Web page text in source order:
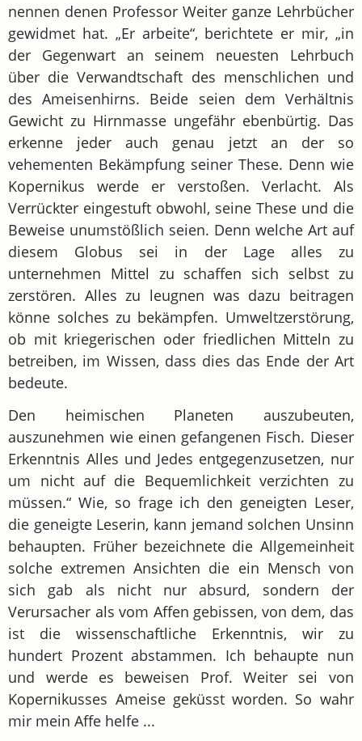
nennen denen Professor Weiter ganze Lehrbücher
gewidmet hat. „Er arbeite“, berichtete er mir, „in
der Gegenwart an seinem neuesten Lehrbuch
über die Verwandtschaft des menschlichen und
des Ameisenhirns. Beide seien dem Verhältnis
Gewicht zu Hirnmasse ungefähr ebenbürtig. Das
erkenne jeder auch genau jetzt an der so
vehementen Bekämpfung seiner These. Denn wie
Kopernikus werde er verstoßen. Verlacht. Als
Verrückter eingestuft obwohl, seine These und die
Beweise unumstößlich seien. Denn welche Art auf
diesem Globus sei in der Lage alles zu
unternehmen Mittel zu schaffen sich selbst zu
zerstören. Alles zu leugnen was dazu beitragen
könne solches zu bekämpfen. Umweltzerstörung,
ob mit kriegerischen oder friedlichen Mitteln zu
betreiben, im Wissen, dass dies das Ende der Art
bedeute.
Den heimischen Planeten auszubeuten,
auszunehmen wie einen gefangenen Fisch. Dieser
Erkenntnis Alles und Jedes entgegenzusetzen, nur
um nicht auf die Bequemlichkeit verzichten zu
müssen.“ Wie, so frage ich den geneigten Leser,
die geneigte Leserin, kann jemand solchen Unsinn
behaupten. Früher bezeichnete die Allgemeinheit
solche extremen Ansichten die ein Mensch von
sich gab als nicht nur absurd, sondern der
Verursacher als vom Affen gebissen, von dem, das
ist die wissenschaftliche Erkenntnis, wir zu
hundert Prozent abstammen. Ich behaupte nun
und werde es beweisen Prof. Weiter sei von
Kopernikusses Ameise geküsst worden. So wahr
mir mein Affe helfe ...